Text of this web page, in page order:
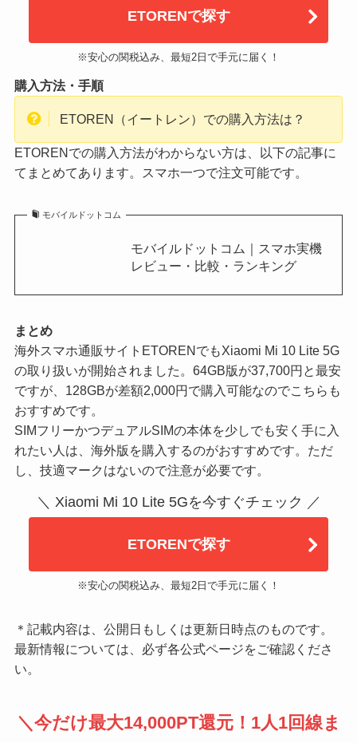
ETORENで探す
※安心の関税込み、最短2日で手元に届く！
購入方法・手順
ETOREN（イートレン）での購入方法は？
ETORENでの購入方法がわからない方は、以下の記事に
てまとめてあります。スマホ一つで注文可能です。
モバイルドットコム
モバイルドットコム｜スマホ実機
レビュー・比較・ランキング
まとめ
海外スマホ通販サイトETORENでもXiaomi Mi 10 Lite 5G
の取り扱いが開始されました。64GB版が37,700円と最安
ですが、128GBが差額2,000円で購入可能なのでこちらも
おすすめです。
SIMフリーかつデュアルSIMの本体を少しでも安く手に入
れたい人は、海外版を購入するのがおすすめです。ただ
し、技適マークはないので注意が必要です。
＼ Xiaomi Mi 10 Lite 5Gを今すぐチェック ／
ETORENで探す
※安心の関税込み、最短2日で手元に届く！
＊記載内容は、公開日もしくは更新日時点のものです。
最新情報については、必ず各公式ページをご確認くださ
い。
＼ 今だけ最大14,000PT還元！1人1回線ま